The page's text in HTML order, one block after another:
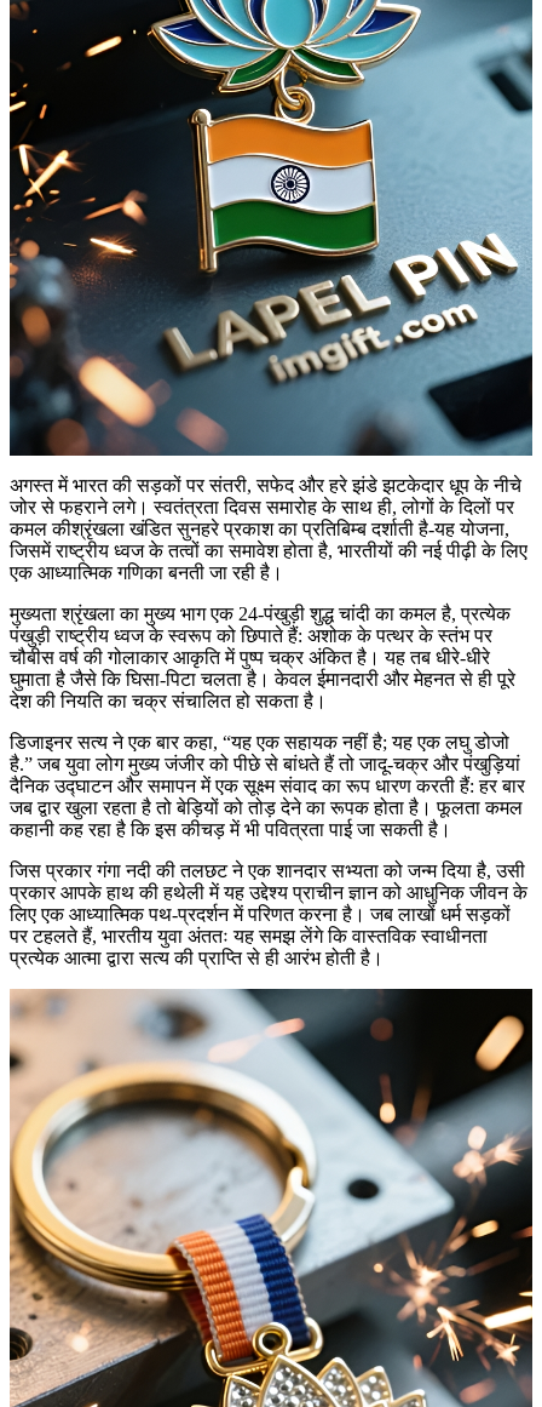
अगस्त में भारत की सड़कों पर संतरी, सफेद और हरे झंडे झटकेदार धूप के नीचे
जोर से फहराने लगे। स्वतंत्रता दिवस समारोह के साथ ही, लोगों के दिलों पर
कमल कीश्रृंखला खंडित सुनहरे प्रकाश का प्रतिबिम्ब दर्शाती है-यह योजना,
जिसमें राष्ट्रीय ध्वज के तत्वों का समावेश होता है, भारतीयों की नई पीढ़ी के लिए
एक आध्यात्मिक गणिका बनती जा रही है।
मुख्यता श्रृंखला का मुख्य भाग एक 24-पंखुड़ी शुद्ध चांदी का कमल है, प्रत्येक
पंखुड़ी राष्ट्रीय ध्वज के स्वरूप को छिपाते हैं: अशोक के पत्थर के स्तंभ पर
चौबीस वर्ष की गोलाकार आकृति में पुष्प चक्र अंकित है। यह तब धीरे-धीरे
घुमाता है जैसे कि घिसा-पिटा चलता है। केवल ईमानदारी और मेहनत से ही पूरे
देश की नियति का चक्र संचालित हो सकता है।
डिजाइनर सत्य ने एक बार कहा, “यह एक सहायक नहीं है; यह एक लघु डोजो
है.” जब युवा लोग मुख्य जंजीर को पीछे से बांधते हैं तो जादू-चक्र और पंखुड़ियां
दैनिक उद्घाटन और समापन में एक सूक्ष्म संवाद का रूप धारण करती हैं: हर बार
जब द्वार खुला रहता है तो बेड़ियों को तोड़ देने का रूपक होता है। फूलता कमल
कहानी कह रहा है कि इस कीचड़ में भी पवित्रता पाई जा सकती है।
जिस प्रकार गंगा नदी की तलछट ने एक शानदार सभ्यता को जन्म दिया है, उसी
प्रकार आपके हाथ की हथेली में यह उद्देश्य प्राचीन ज्ञान को आधुनिक जीवन के
लिए एक आध्यात्मिक पथ-प्रदर्शन में परिणत करना है। जब लाखों धर्म सड़कों
पर टहलते हैं, भारतीय युवा अंततः यह समझ लेंगे कि वास्तविक स्वाधीनता
प्रत्येक आत्मा द्वारा सत्य की प्राप्ति से ही आरंभ होती है।